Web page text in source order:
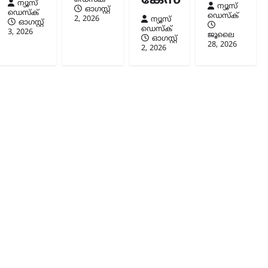
ന്യൂസ്
ഡെസ്ക്
ഓഗസ്റ്റ്‌
3, 2026
ഓഗസ്റ്റ്‌
2, 2026
ന്യൂസ്
ഡെസ്ക്
ഓഗസ്റ്റ്‌
2, 2026
ന്യൂസ്
ഡെസ്ക്
ജൂലൈ
28, 2026